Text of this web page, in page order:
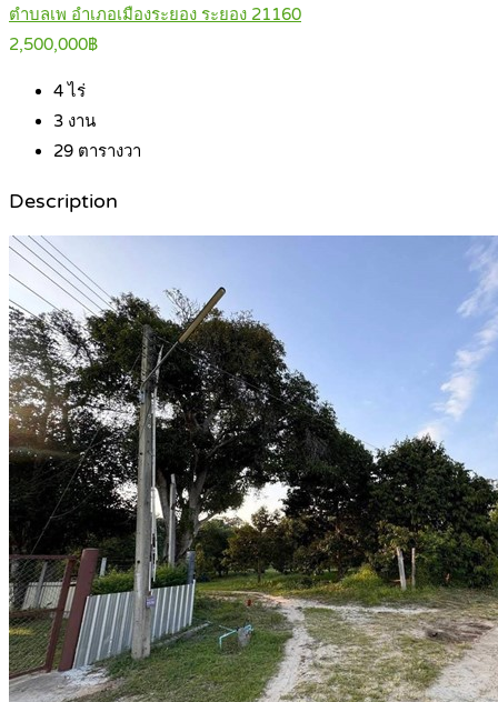
ตำบลเพ อำเภอเมืองระยอง ระยอง 21160
2,500,000฿
4ไร่
3 งาน
29 ตารางวา
Description